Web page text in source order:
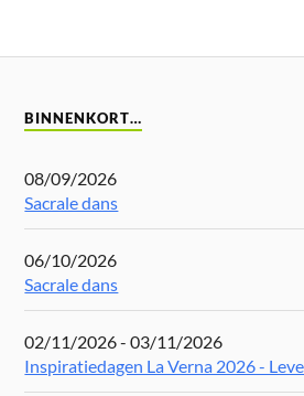
BINNENKORT…
08/09/2026
Sacrale dans
06/10/2026
Sacrale dans
02/11/2026 - 03/11/2026
Inspiratiedagen La Verna 2026 -